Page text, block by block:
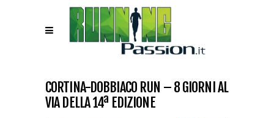
CORTINA-DOBBIACO RUN – 8 GIORNI AL
VIA DELLA 14ª EDIZIONE